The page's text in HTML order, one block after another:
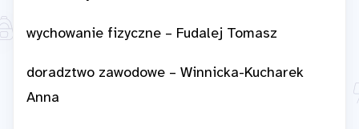
wychowanie fizyczne – Fudalej Tomasz
doradztwo zawodowe – Winnicka-Kucharek
Anna